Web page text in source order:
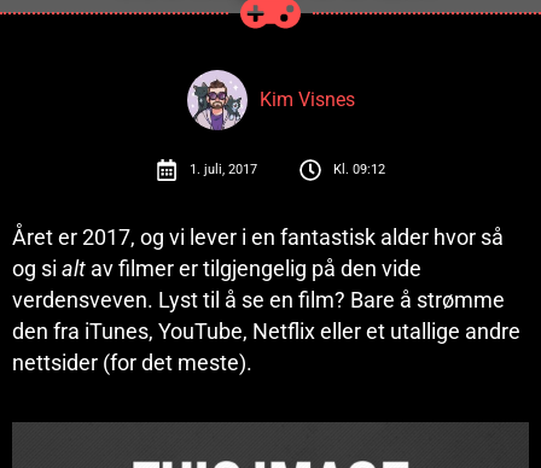
Kim Visnes
1. juli, 2017 Kl. 09:12
Året er 2017, og vi lever i en fantastisk alder hvor så
og si alt av filmer er tilgjengelig på den vide
verdensveven. Lyst til å se en film? Bare å strømme
den fra iTunes, YouTube, Netflix eller et utallige andre
nettsider (for det meste).